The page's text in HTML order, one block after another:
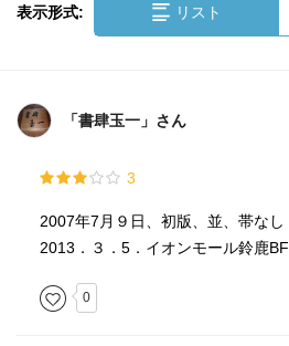
表示形式: リスト
「書肆玉一」さん
3
2007年7月９日、初版、並、帯なし
2013．３．5．イオンモール鈴鹿BF
0